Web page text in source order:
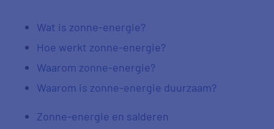
Wat is zonne-energie?
Hoe werkt zonne-energie?
Waarom zonne-energie?
Waarom is zonne-energie duurzaam?
Zonne-energie en salderen